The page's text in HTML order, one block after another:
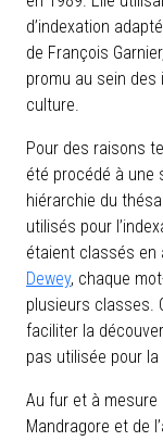
d’indexation
de François
promu au sein
culture.
Pour des raisons
été procédé à une
hiérarchie du
utilisés pour
étaient classés en
Dewey, chaque
plusieurs classes.
faciliter la
pas utilisée pour
Au fur et à
Mandragore et de